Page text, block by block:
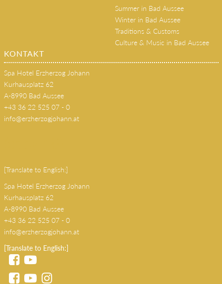
AUSSEERLAND
Culture & Music in Bad Aussee
KONTAKT
Spa Hotel Erzherzog Johann
+43 36 22 525 07 - 0
[Translate to English:]
Spa Hotel Erzherzog Johann
+43 36 22 525 07 - 0
info@erzherzogjohann.at
[Translate to English:]